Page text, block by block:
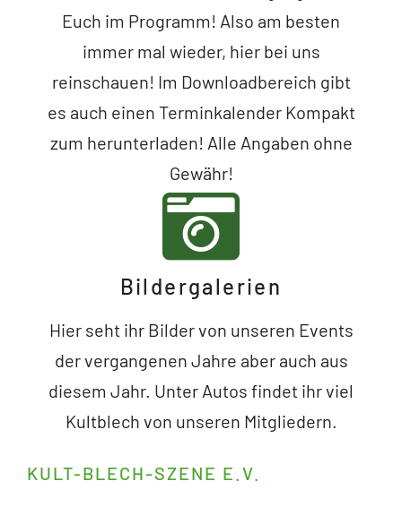
Euch im Programm! Also am besten
immer mal wieder, hier bei uns
reinschauen! Im Downloadbereich gibt
es auch einen Terminkalender Kompakt
zum herunterladen! Alle Angaben ohne
Gewähr!
Bildergalerien
Hier seht ihr Bilder von unseren Events
der vergangenen Jahre aber auch aus
diesem Jahr. Unter Autos findet ihr viel
Kultblech von unseren Mitgliedern.
KULT-BLECH-SZENE E.V.